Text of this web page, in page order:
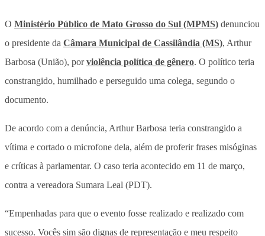
O Ministério Público de Mato Grosso do Sul (MPMS) denunciou
o presidente da Câmara Municipal de Cassilândia (MS), Arthur
Barbosa (União), porviolência política de gênero. O político teria
constrangido, humilhado e perseguido uma colega, segundo o
documento.
De acordo com a denúncia, Arthur Barbosa teria constrangido a
vítima e cortado o microfone dela, além de proferir frases misóginas
e críticas à parlamentar. O caso teria acontecido em 11 de março,
contra a vereadora Sumara Leal (PDT).
“Empenhadas para que o evento fosse realizado e realizado com
sucesso. Vocês sim são dignas de representação e meu respeito